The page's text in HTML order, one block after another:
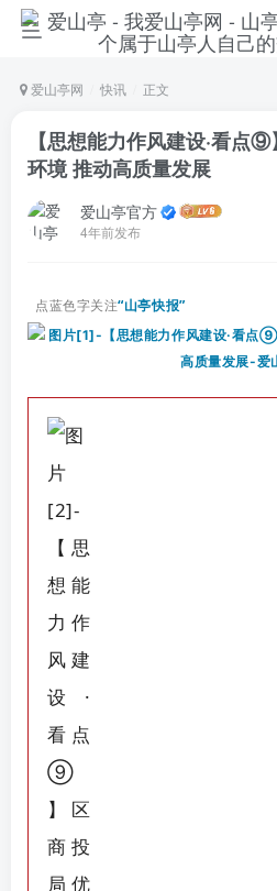
爱山亭网 快讯 正文
【思想能力作风建设·看点
环境 推动高质量发展
爱山亭官方
4年前发布
点蓝色字关注“山亭快报”